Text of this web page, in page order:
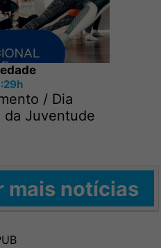
/ Dia
da Juventude
mais notícias